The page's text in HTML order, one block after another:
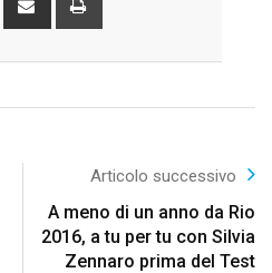
Articolo successivo
A meno di un anno da Rio
2016, a tu per tu con Silvia
Zennaro prima del Test